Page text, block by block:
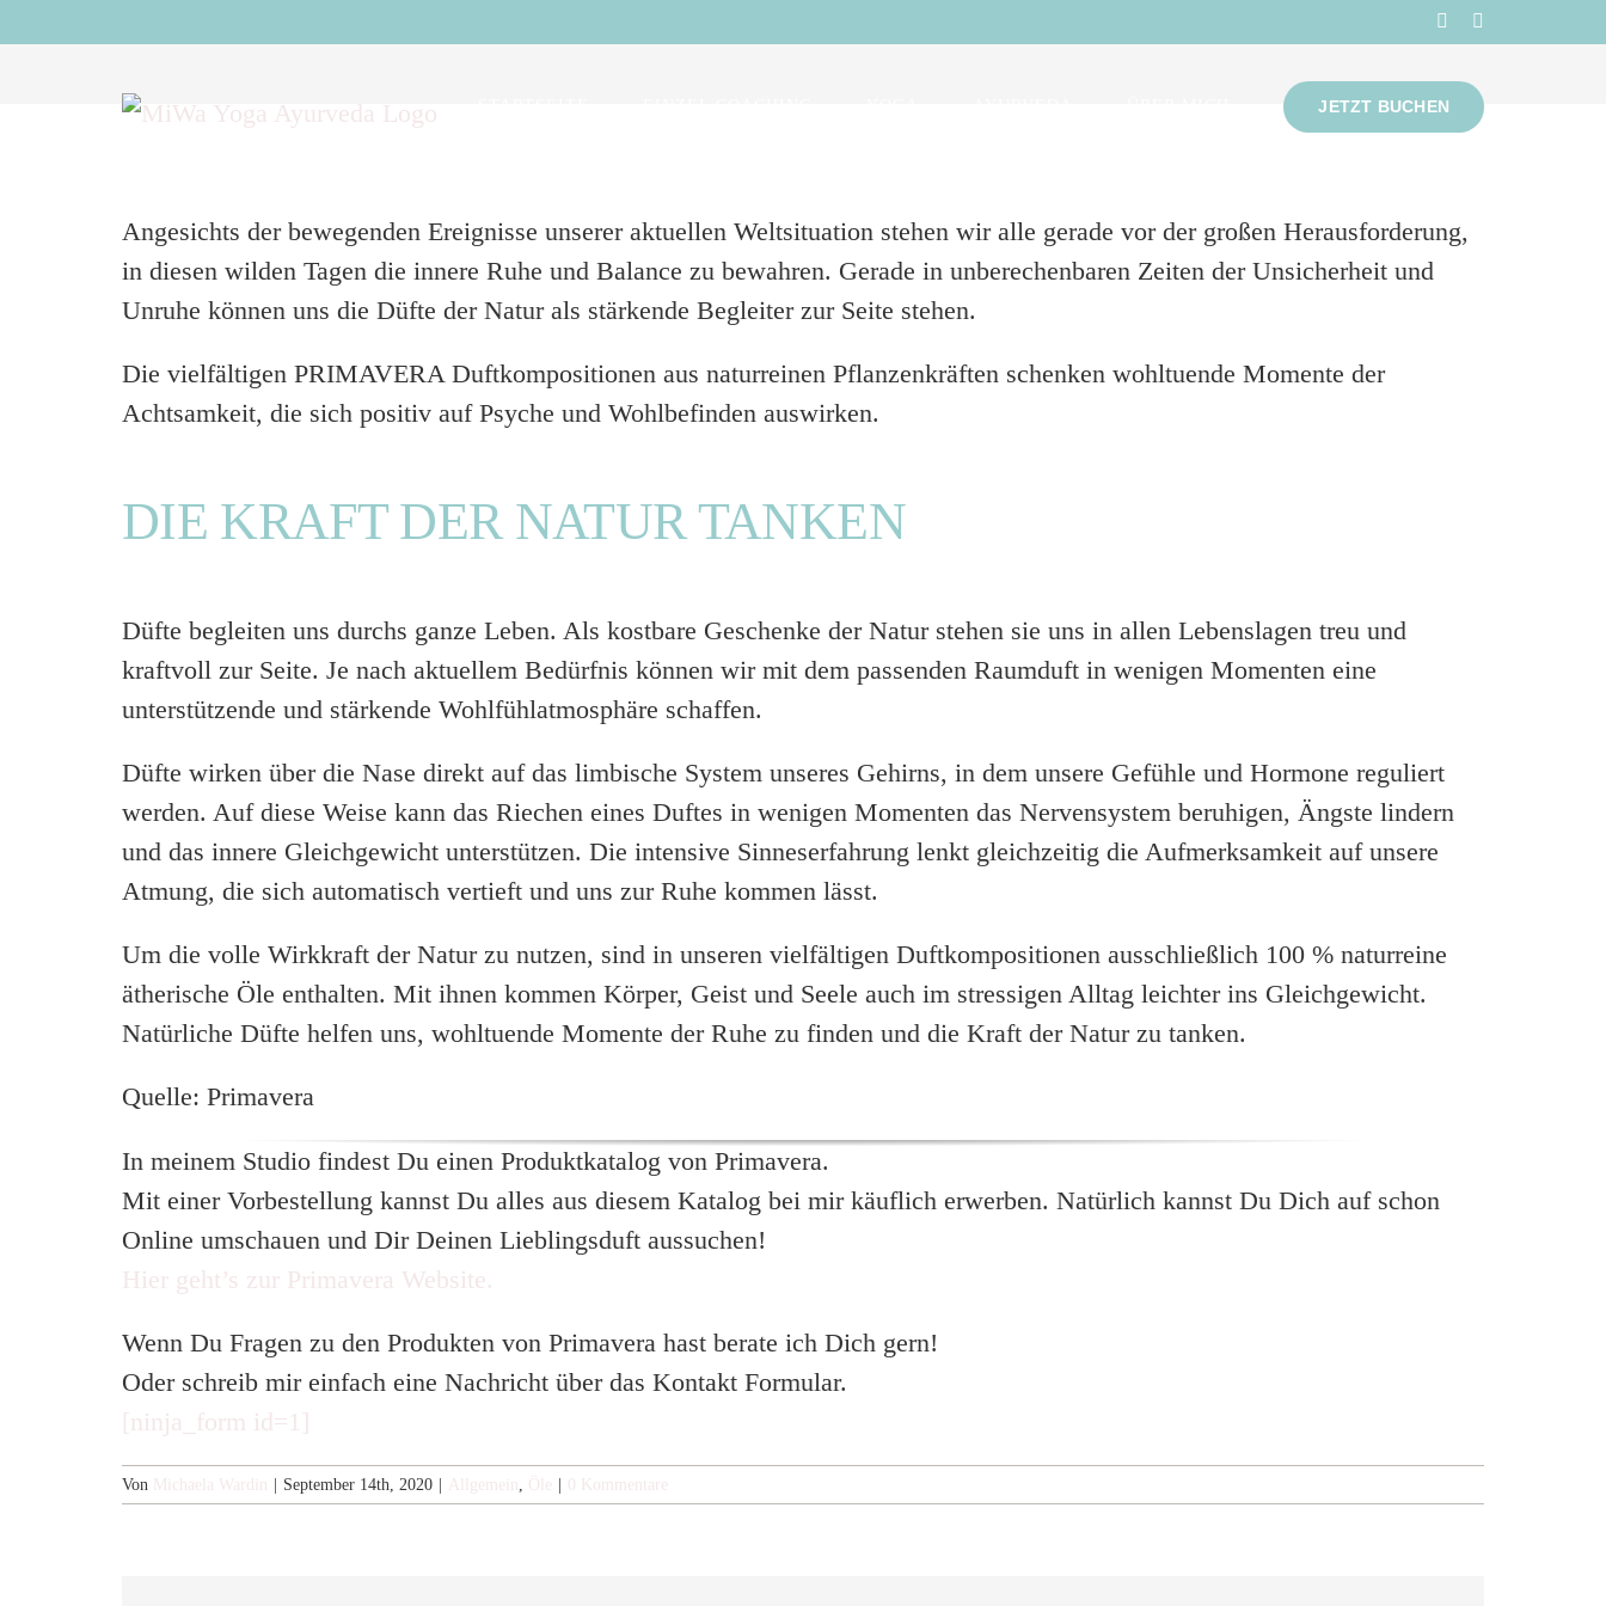
Instagram
JETZT BUCHEN
Angesichts der bewegenden Ereignisse unserer aktuellen Weltsituation stehen wir alle gerade vor der großen Herausforderung,
in diesen wilden Tagen die innere Ruhe und Balance zu bewahren. Gerade in unberechenbaren Zeiten der Unsicherheit und
Unruhe können uns die Düfte der Natur als stärkende Begleiter zur Seite stehen.
Die vielfältigen PRIMAVERA Duftkompositionen aus naturreinen Pflanzenkräften schenken wohltuende Momente der
Achtsamkeit, die sich positiv auf Psyche und Wohlbefinden auswirken.
DIE KRAFT DER NATUR TANKEN
Düfte begleiten uns durchs ganze Leben. Als kostbare Geschenke der Natur stehen sie uns in allen Lebens­lagen treu und
kraftvoll zur Seite. Je nach aktuellem Bedürfnis können wir mit dem passenden Raumduft in wenigen Momenten eine
unterstützende und stärkende Wohl­fühl­atmo­sphäre schaffen.
Düfte wirken über die Nase direkt auf das limbische System unseres Gehirns, in dem unsere Gefühle und Hormone reguliert
werden. Auf diese Weise kann das Riechen eines Duftes in wenigen Momenten das Nerven­system beruhigen, Ängste lindern
und das innere Gleich­gewicht unterstützen. Die intensive Sinnes­erfah­rung lenkt gleichzeitig die Aufmerk­samkeit auf unsere
Atmung, die sich auto­matisch vertieft und uns zur Ruhe kommen lässt.
Um die volle Wirk­kraft der Natur zu nutzen, sind in unseren viel­fältigen Duft­kompo­sitionen ausschließlich 100 % natur­reine
ätherische Öle enthalten. Mit ihnen kommen Körper, Geist und Seele auch im stressigen Alltag leichter ins Gleich­gewicht.
Natürliche Düfte helfen uns, wohl­tuende Momente der Ruhe zu finden und die Kraft der Natur zu tanken.
Quelle: Primavera
In meinem Studio findest Du einen Produktkatalog von Primavera.
Mit einer Vorbestellung kannst Du alles aus diesem Katalog bei mir käuflich erwerben. Natürlich kannst Du Dich auf schon
Online umschauen und Dir Deinen Lieblingsduft aussuchen!
Hier geht’s zur Primavera Website.
Wenn Du Fragen zu den Produkten von Primavera hast berate ich Dich gern!
Oder schreib mir einfach eine Nachricht über das Kontakt Formular.
[ninja_form id=1]
Von Michaela Wardin September 14th, 2020 Allgemein, Öle 0 Kommentare